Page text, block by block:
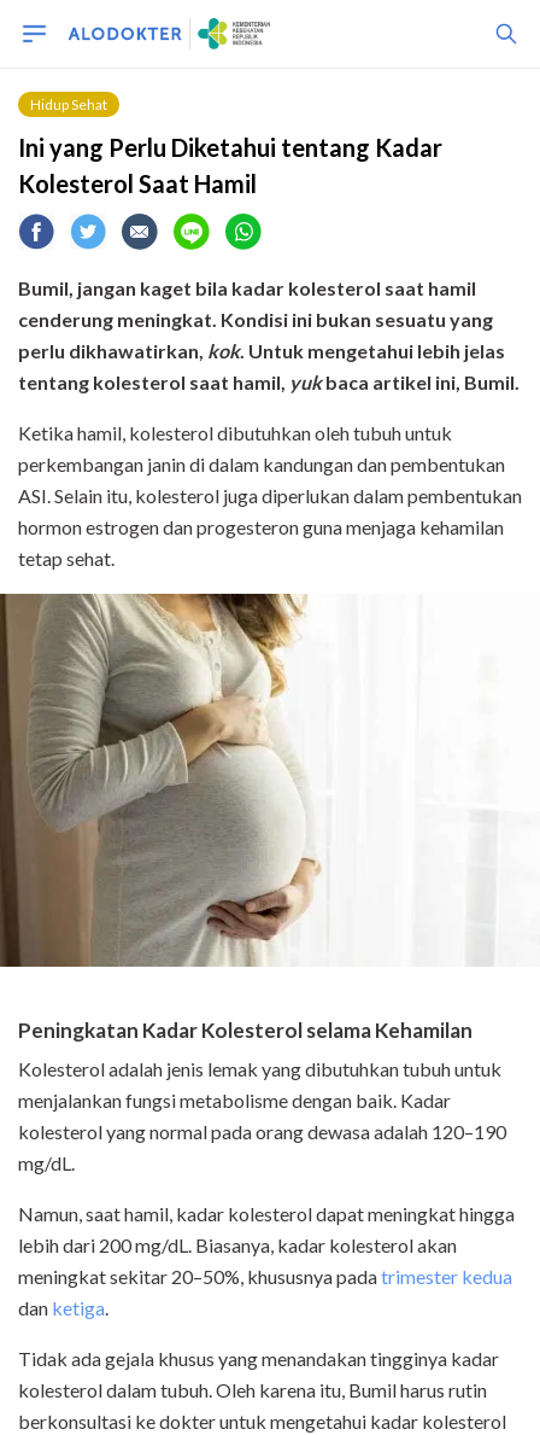
Hidup Sehat
Ini yang Perlu Diketahui tentang Kadar
Kolesterol Saat Hamil
Bumil, jangan kaget bila kadar kolesterol saat hamil
cenderung meningkat. Kondisi ini bukan sesuatu yang
perlu dikhawatirkan, kok. Untuk mengetahui lebih jelas
tentang kolesterol saat hamil, yukbaca artikel ini, Bumil.
Ketika hamil, kolesterol dibutuhkan oleh tubuh untuk
perkembangan janin di dalam kandungan dan pembentukan
ASI. Selain itu, kolesterol juga diperlukan dalam pembentukan
hormon estrogen dan progesteron guna menjaga kehamilan
tetap sehat.
Peningkatan Kadar Kolesterol selama Kehamilan
Kolesterol adalah jenis lemak yang dibutuhkan tubuh untuk
menjalankan fungsi metabolisme dengan baik. Kadar
kolesterol yang normal pada orang dewasa adalah 120–190
mg/dL.
Namun, saat hamil, kadar kolesterol dapat meningkat hingga
lebih dari 200 mg/dL. Biasanya, kadar kolesterol akan
meningkat sekitar 20–50%, khususnya padatrimester kedua
dan ketiga.
Tidak ada gejala khusus yang menandakan tingginya kadar
kolesterol dalam tubuh. Oleh karena itu, Bumil harus rutin
berkonsultasi ke dokter untuk mengetahui kadar kolesterol